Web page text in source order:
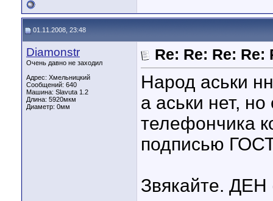
01.11.2008, 23:48
Diamonstr
Очень давно не заходил
Адрес: Хмельницкий
Сообщений: 640
Машина: Slavuta 1.2
Длина: 5920мкм
Диаметр: 0мм
Re: Re: Re:
Народ аськи
а аськи нет,
телефончика
подписью
Звякайте. ДЕН